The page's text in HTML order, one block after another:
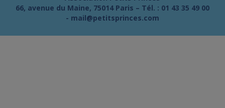
66, avenue du Maine, 75014 Paris – Tél. : 01 43 35 49 00
- mail@petitsprinces.com